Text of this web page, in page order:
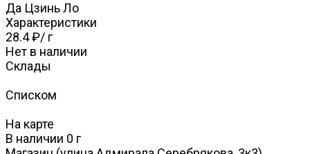
Да Цзинь Ло
Характеристики
28.4 ₽/ г
Нет в наличии
Склады
Списком
На карте
В наличии 0 г